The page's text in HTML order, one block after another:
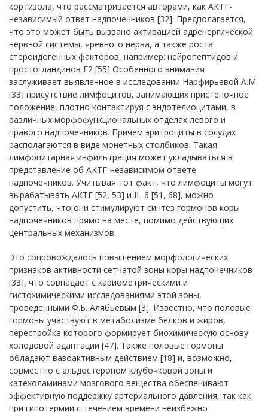
кортизола, что рассматривается авторами, как АКТГ-
независимый ответ надпочечников [32]. Предполагается,
что это может быть вызвано активацией адренергической
нервной системы, чревного нерва, а также роста
стероидогенных факторов, например: нейропептидов и
простогландинов Е2 [55] Особенного внимания
заслуживает выявленное в исследовании Нарфирьевой А.М.
[33] присутствие лимфоцитов, занимающих пристеночное
положение, плотно контактируя с эндотелиоцитами, в
различных морфофункциональных отделах левого и
правого надпочечников. Причем эритроциты в сосудах
располагаются в виде монетных столбиков. Такая
лимфоцитарная инфильтрация может укладываться в
представление об АКТГ-независимом ответе
надпочечников. Учитывая тот факт, что лимфоциты могут
вырабатывать АКТГ [52, 53] и IL-6 [51, 68], можно
допустить, что они стимулируют синтез гормонов коры
надпочечников прямо на месте, помимо действующих
центральных механизмов.
Это сопровождалось повышением морфологических
признаков активности сетчатой зоны коры надпочечников
[33], что совпадает с кариометрическими и
гистохимическими исследованиями этой зоны,
проведенными Ф.Б. Алябьевым [3]. Известно, что половые
гормоны участвуют в метаболизме белков и жиров,
перестройка которого формирует биохимическую основу
холодовой адаптации [47]. Также половые гормоны
обладают вазоактивным действием [18] и, возможно,
совместно с альдостероном клубочковой зоны и
катехоламинами мозгового вещества обеспечивают
эффективную поддержку артериального давления, так как
при гипотермии с течением времени неизбежно